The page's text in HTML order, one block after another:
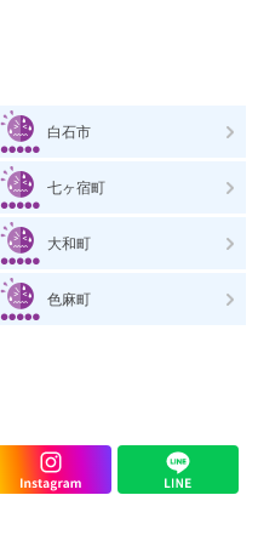
白石市
七ヶ宿町
大和町
色麻町